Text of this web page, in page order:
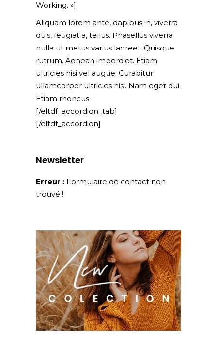
Working. »]
Aliquam lorem ante, dapibus in, viverra
quis, feugiat a, tellus. Phasellus viverra
nulla ut metus varius laoreet. Quisque
rutrum. Aenean imperdiet. Etiam
ultricies nisi vel augue. Curabitur
ullamcorper ultricies nisi. Nam eget dui.
Etiam rhoncus.
[/eltdf_accordion_tab]
[/eltdf_accordion]
Newsletter
Erreur : Formulaire de contact non
trouvé !